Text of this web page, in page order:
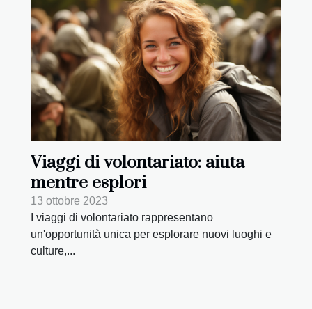
Viaggi di volontariato: aiuta
mentre esplori
13 ottobre 2023
I viaggi di volontariato rappresentano
un'opportunità unica per esplorare nuovi luoghi e
culture,...